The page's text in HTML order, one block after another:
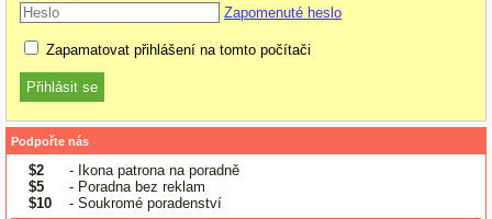
Zapomenuté heslo
Zapamatovat přihlášení na tomto počítači
Podpořte nás
$2
- Ikona patrona na poradně
$5
- Poradna bez reklam
$10
- Soukromé poradenství